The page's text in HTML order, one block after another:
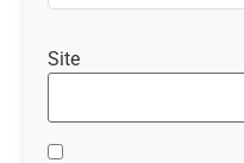
Site